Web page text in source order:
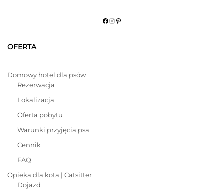
Facebook
Instagram
Pinterest
OFERTA
Domowy hotel dla psów
Rezerwacja
Lokalizacja
Oferta pobytu
Warunki przyjęcia psa
Cennik
FAQ
Opieka dla kota | Catsitter
Dojazd